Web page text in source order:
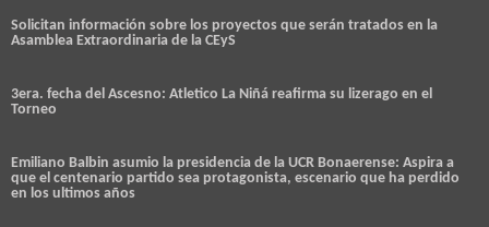
Solicitan información sobre los proyectos que serán tratados en la
Asamblea Extraordinaria de la CEyS
3era. fecha del Ascesno: Atletico La Niñá reafirma su lizerago en el
Torneo
Emiliano Balbin asumio la presidencia de la UCR Bonaerense: Aspira a
que el centenario partido sea protagonista, escenario que ha perdido
en los ultimos años